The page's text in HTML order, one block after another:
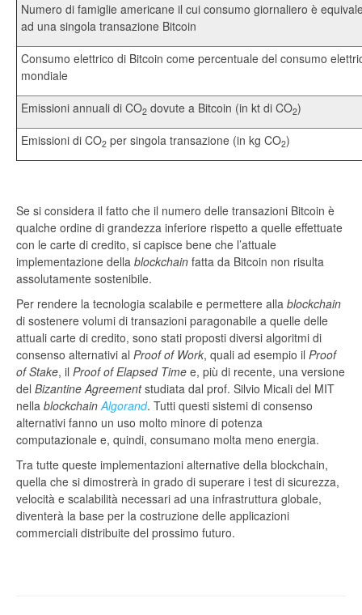
Numero di famiglie americane il cui consumo giornaliero è
ad una singola transazione Bitcoin
Consumo elettrico di Bitcoin come percentuale del consumo
mondiale
Emissioni annuali di CO2 dovute a Bitcoin (in kt di CO2)
Emissioni di CO2 per singola transazione (in kg CO2)
Se si considera il fatto che il numero delle transazioni Bitcoin è
qualche ordine di grandezza inferiore rispetto a quelle effettuate
con le carte di credito, si capisce bene che l’attuale
implementazione della blockchain fatta da Bitcoin non risulta
assolutamente sostenibile.
Per rendere la tecnologia scalabile e permettere alla blockchain
di sostenere volumi di transazioni paragonabile a quelle delle
attuali carte di credito, sono stati proposti diversi algoritmi di
consenso alternativi al Proof of Work, quali ad esempio il Proof
of Stake, il Proof of Elapsed Time e, più di recente, una versione
del Bizantine Agreementstudiata dal prof. Silvio Micali del MIT
nella blockchain Algorand. Tutti questi sistemi di consenso
alternativi fanno un uso molto minore di potenza
computazionale e, quindi, consumano molta meno energia.
Tra tutte queste implementazioni alternative della blockchain,
quella che si dimostrerà in grado di superare i test di sicurezza,
velocità e scalabilità necessari ad una infrastruttura globale,
diventerà la base per la costruzione delle applicazioni
commerciali distribuite del prossimo futuro.